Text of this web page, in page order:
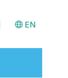
EN